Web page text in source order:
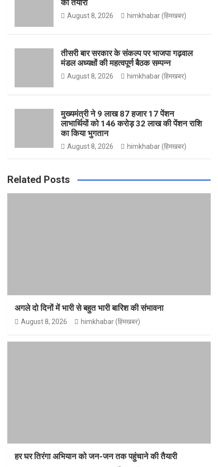
a
की तैयारी
August 8, 2026 himkhabar (हिमखबर)
तीसरी बार सरकार के संकल्प पर भाजपा गढ़वाल
मंडल अध्यक्षों की महत्वपूर्ण बैठक सम्पन्न
August 8, 2026 himkhabar (हिमखबर)
मुख्यमंत्री ने 9 लाख 87 हजार 17 पेंशन
लाभार्थियों को 146 करोड़ 32 लाख की पेंशन राशि
का किया भुगतान
August 8, 2026 himkhabar (हिमखबर)
Related Posts
अगले दो दिनों में भारी से बहुत भारी बारिश की संभावना
August 8, 2026 himkhabar (हिमखबर)
हर घर तिरंगा अभियान को जन-जन तक पहुंचाने की तैयारी